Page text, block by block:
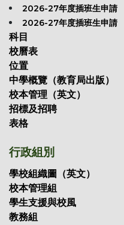
2026-27年度插班生申請
2026-27年度插班生申請
科目
校曆表
位置
中學概覽（教育局出版）
校本管理（英文）
招標及招聘
表格
行政組別
學校組織圖（英文）
校本管理組
學生支援與校風
教務組